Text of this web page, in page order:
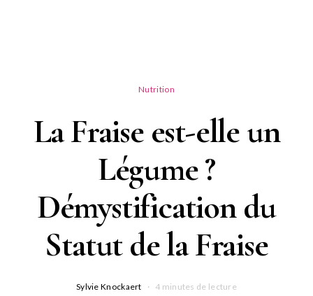
Nutrition
La Fraise est-elle un
Légume ?
Démystification du
Statut de la Fraise
Sylvie Knockaert 4 minutes de lecture